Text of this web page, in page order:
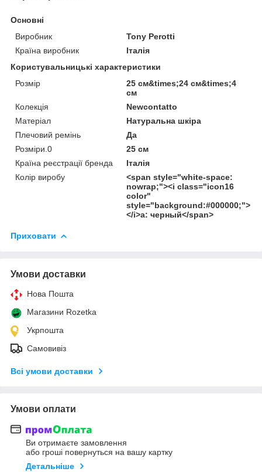
Основні
Виробник
Tony Perotti
Країна виробник
Італія
Користувальницькі характеристики
Розмір
25 см&times;24 см&times;4
см
Колекція
Newcontatto
Матеріал
Натуральна шкіра
Плечовий ремінь
Да
Розміри.0
25 см
Країна реєстрації бренда
Італія
Колір виробу
<span style="white-space:
nowrap;"><i class="icon16
color"
style="background:#000000;">
</i>а: черный</span>
Приховати
Умови доставки
Нова Пошта
Магазини Rozetka
Укрпошта
Самовивіз
Всі умови доставки
Умови оплати
Ви отримаєте замовлення
або гроші повернуться на вашу картку
Детальніше